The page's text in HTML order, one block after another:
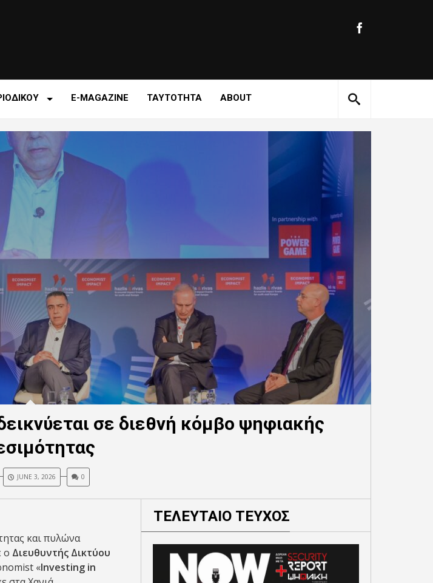
E-MAGAZINE ΤΑΥΤΟΤΗΤΑ ABOUT
σε διεθνή κόμβο ψηφιακής
JUNE 3, 2026 0
και πυλώνα
ο Διευθυντής Δικτύου
«Investing in
ΤΕΛΕΥΤΑΙΟ ΤΕΥΧΟΣ